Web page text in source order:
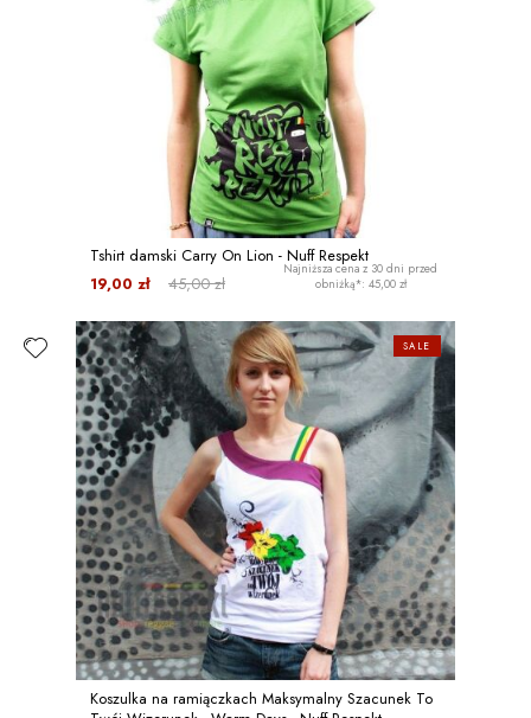
Tshirt damski Carry On Lion - Nuff Respekt
45,00 zł
19,00 zł
Najniższa cena z 30 dni przed
obniżką*: 45,00 zł
Koszulka na ramiączkach Maksymalny Szacunek To
SALE